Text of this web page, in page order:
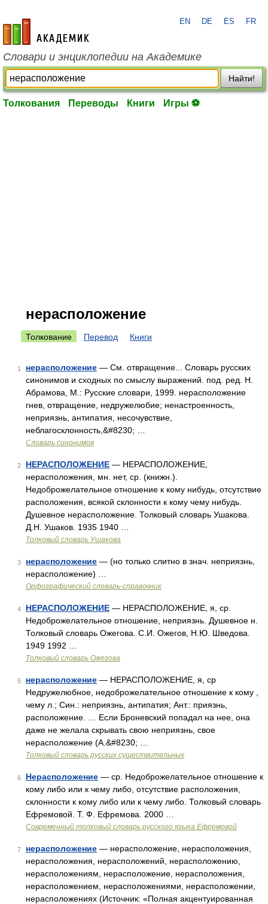
academic.ru
EN DE ES FR
Словари и энциклопедии на Академике
Найти!
Толкования Переводы Книги Игры ⚽
нерасположение
Толкование Перевод Книги
1 нерасположение — См. отвращение... Словарь русских
синонимов и сходных по смыслу выражений. под. ред. Н.
Абрамова, М.: Русские словари, 1999. нерасположение
гнев, отвращение, недружелюбие; ненастроенность,
неприязнь, антипатия, несочувствие,
неблагосклонность,&#8230; …
Словарь синонимов
2 НЕРАСПОЛОЖЕНИЕ — НЕРАСПОЛОЖЕНИЕ,
нерасположения, мн. нет, ср. (книжн.).
Недоброжелательное отношение к кому нибудь, отсутствие
расположения, всякой склонности к кому чему нибудь.
Душевное нерасположение. Толковый словарь Ушакова.
Д.Н. Ушаков. 1935 1940 …
Толковый словарь Ушакова
3 нерасположение — (но только слитно в знач. неприязнь,
нерасположение) …
Орфографический словарь-справочник
4 НЕРАСПОЛОЖЕНИЕ — НЕРАСПОЛОЖЕНИЕ, я, ср.
Недоброжелательное отношение, неприязнь. Душевное н.
Толковый словарь Ожегова. С.И. Ожегов, Н.Ю. Шведова.
1949 1992 …
Толковый словарь Ожегова
5 нерасположение — НЕРАСПОЛОЖЕНИЕ, я, ср
Недружелюбное, недоброжелательное отношение к кому ,
чему л.; Син.: неприязнь, антипатия; Ант.: приязнь,
расположение. … Если Броневский попадал на нее, она
даже не желала скрывать свою неприязнь, свое
нерасположение (А.&#8230; …
Толковый словарь русских существительных
6 Нерасположение — ср. Недоброжелательное отношение к
кому либо или к чему либо, отсутствие расположения,
склонности к кому либо или к чему либо. Толковый словарь
Ефремовой. Т. Ф. Ефремова. 2000 …
Современный толковый словарь русского языка Ефремовой
7 нерасположение — нерасположение, нерасположения,
нерасположения, нерасположений, нерасположению,
нерасположениям, нерасположение, нерасположения,
нерасположением, нерасположениями, нерасположении,
нерасположениях (Источник: «Полная акцентуированная